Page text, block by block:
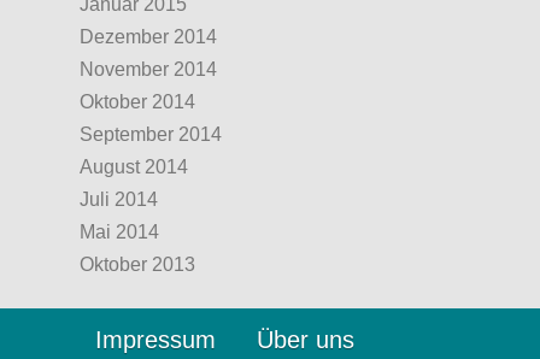
Januar 2015
Dezember 2014
November 2014
Oktober 2014
September 2014
August 2014
Juli 2014
Mai 2014
Oktober 2013
Impressum
Über uns